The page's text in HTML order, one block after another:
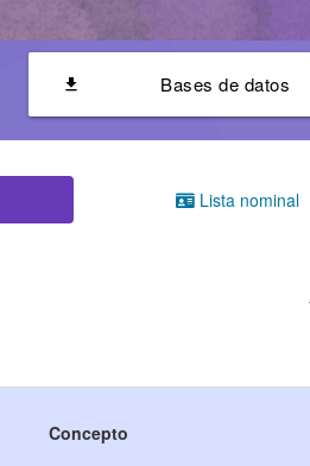
file_download Bases de datos
Lista nominal
Concepto